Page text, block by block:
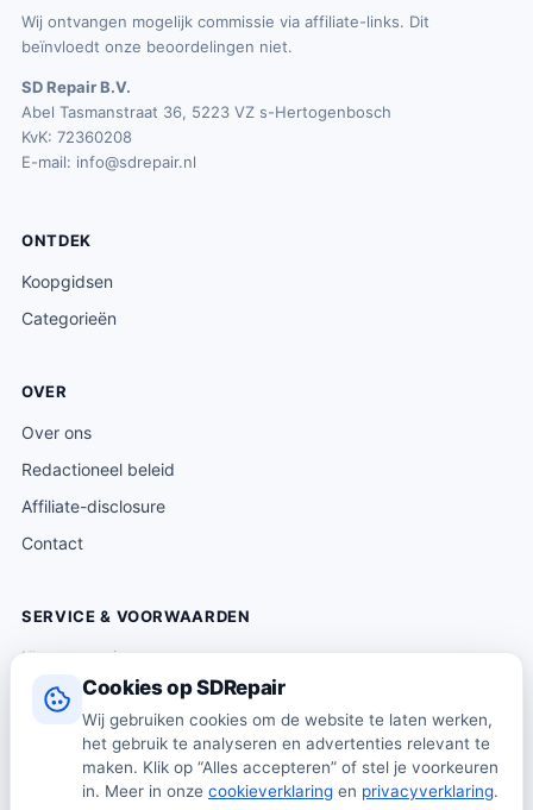
Cookies op SDRepair
Wij gebruiken cookies om de website te laten werken,
het gebruik te analyseren en advertenties relevant te
maken. Klik op “Alles accepteren” of stel je voorkeuren
in. Meer in onze cookieverklaring en privacyverklaring.
Wij ontvangen mogelijk commissie via affiliate-links. Dit
beïnvloedt onze beoordelingen niet.
SD Repair B.V.
Abel Tasmanstraat 36, 5223 VZ s-Hertogenbosch
KvK: 72360208
E-mail: info@sdrepair.nl
ONTDEK
Koopgidsen
Categorieën
OVER
Over ons
Redactioneel beleid
Affiliate-disclosure
Contact
SERVICE & VOORWAARDEN
Klantenservice
Verzending & levering
Retourneren
Algemene voorwaarden